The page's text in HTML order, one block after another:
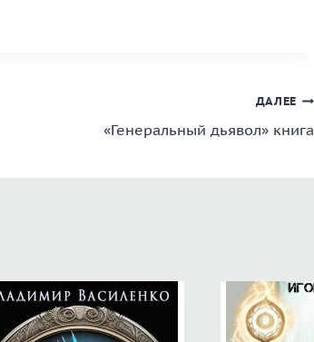
ДАЛЕЕ
«Генеральный дьявол» книга